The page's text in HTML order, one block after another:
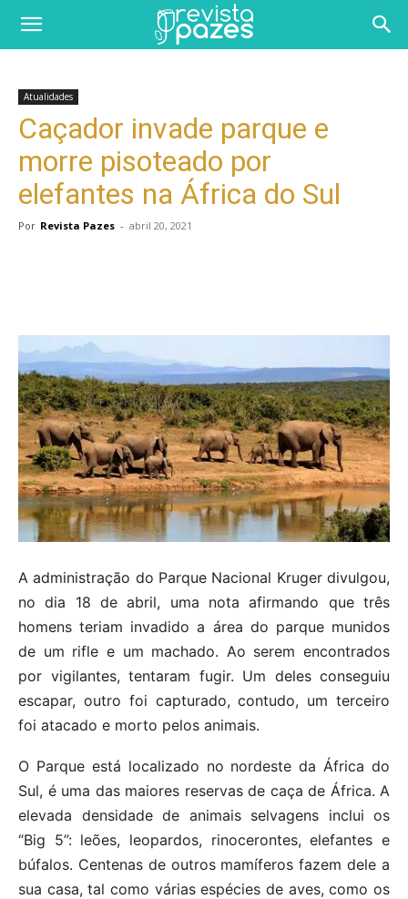
Atualidades
Caçador invade parque e
morre pisoteado por
elefantes na África do Sul
Por Revista Pazes - abril 20, 2021
A administração do Parque Nacional Kruger divulgou,
no dia 18 de abril, uma nota afirmando que três
homens teriam invadido a área do parque munidos
de um rifle e um machado. Ao serem encontrados
por vigilantes, tentaram fugir. Um deles conseguiu
escapar, outro foi capturado, contudo, um terceiro
foi atacado e morto pelos animais.
O Parque está localizado no nordeste da África do
Sul, é uma das maiores reservas de caça de África. A
elevada densidade de animais selvagens inclui os
“Big 5”: leões, leopardos, rinocerontes, elefantes e
búfalos. Centenas de outros mamíferos fazem dele a
sua casa, tal como várias espécies de aves, como os